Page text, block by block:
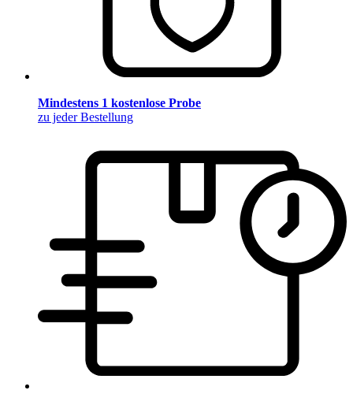
Mindestens 1 kostenlose Probe
zu jeder Bestellung